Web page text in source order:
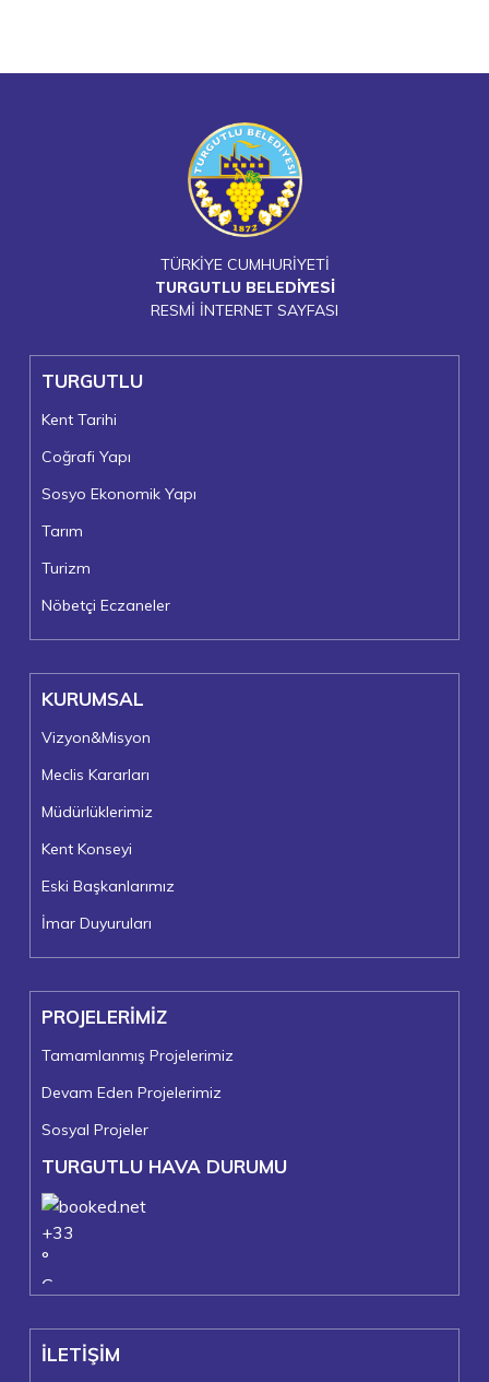
TÜRKİYE CUMHURİYETİ
TURGUTLU BELEDİYESİ
RESMİ İNTERNET SAYFASI
TURGUTLU
Kent Tarihi
Coğrafi Yapı
Sosyo Ekonomik Yapı
Tarım
Turizm
Nöbetçi Eczaneler
KURUMSAL
Vizyon&Misyon
Meclis Kararları
Müdürlüklerimiz
Kent Konseyi
Eski Başkanlarımız
İmar Duyuruları
PROJELERİMİZ
Tamamlanmış Projelerimiz
Devam Eden Projelerimiz
Sosyal Projeler
TURGUTLU HAVA DURUMU
+33
°
C
+23°
Turgutlu
İLETİŞİM